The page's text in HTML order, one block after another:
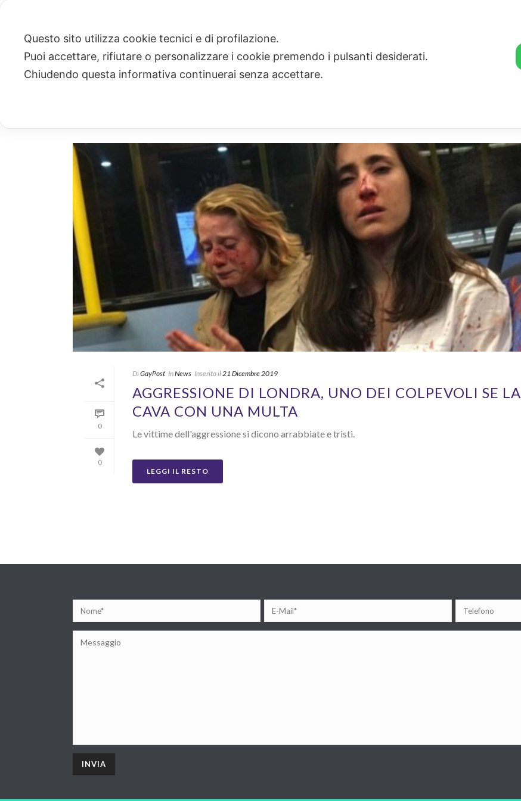
ARCHIVIO
0
0
DiGayPost InNews Inserito il21 Dicembre 2019
AGGRESSIONE DI LONDRA, UNO DEI COLPEVOLI SE LA
CAVA CON UNA MULTA
Le vittime dell'aggressione si dicono arrabbiate e tristi.
LEGGI IL RESTO
Questo sito utilizza cookie tecnici e di profilazione.
Puoi accettare, rifiutare o personalizzare i cookie premendo i pulsanti desiderati.
Chiudendo questa informativa continuerai senza accettare.